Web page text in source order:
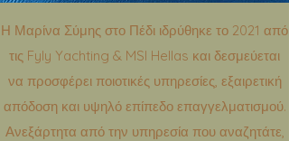
Η Μαρίνα Σύμης στο Πέδι ιδρύθηκε το 2021 από
τις Fyly Yachting & MSI Hellas και δεσμεύεται
να προσφέρει ποιοτικές υπηρεσίες, εξαιρετική
απόδοση και υψηλό επίπεδο επαγγελματισμού.
Ανεξάρτητα από την υπηρεσία που αναζητάτε,